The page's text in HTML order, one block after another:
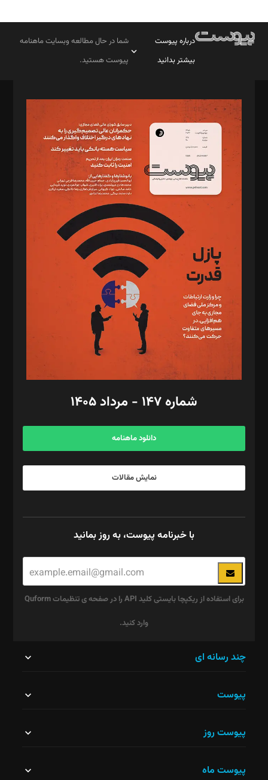
درباره پیوست
بیشتر بدانید
شما در حال مطالعه وبسایت ماهنامه
پیوست هستید.
مدیر مسئول: محمدباقر اثنی‌عشری
سردبیر: مهرک محمودی
دبیر تحریریه: میثم قاسمی
د‌بیر ناداستان: سمانه سمیع
د‌بیر خدمت و تجارت: ابوالفضل رجبی
د‌بیر حقوق فناوری: حسام‌الدین ایپکچی
د‌بیر پیوست جهان: مینا پاکدل
د‌بیر تحریریه آنلاین: بابک نقاش
تحریریه‌: مجتبی محمود‌ی، آرش برهمند، یسنا امان‌پور، سروش کرمیان،
مصطفی مسجدی آرانی، ابوالفضل رجبی، زهرا فکرانه، فائزه فتحی
رستمی،مصطفی باستان
ویرایش: نگار استاد‌‌آقا
طراح یونیفرم: مجید توکلی
فیلمبرداری و عکاسی: امیر شفیعی، مانی لطفی زاده
گرافیک و صفحه‌آرایی: سید‌سبحان‌علی ثابت
مد‌یر توسعه تجاری: کامبیز برید‌
امور مالی: شاپور رهبری، محمد‌ کاظمی‌نیا
آگهی و مشترکین: ۰۹۱۹۹۹۹۰۴۵۴
شماره ۱۴۷ - مرداد ۱۴۰۵
دانلود ماهنامه
نمایش مقالات
با خبرنامه پیوست، به روز بمانید
برای استفاده از ریکپچا بایستی کلید API را در صفحه ی تنظیمات Quform
وارد کنید.
نباید
شود.
چند رسانه ای
پیوست
پیوست روز
پیوست ماه